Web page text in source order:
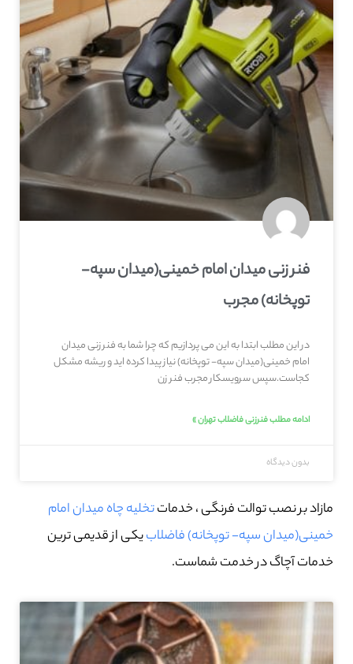
فنر زنی میدان امام خمینی(میدان سپه-
توپخانه) مجرب
در این مطلب ابتدا به این می پردازیم که چرا شما به فنر زنی میدان
امام خمینی(میدان سپه- توپخانه) نیاز پیدا کرده اید و ریشه مشکل
کجاست.سپس سرویسکار مجرب فنر زن
ادامه مطلب فنرزنی فاضلاب تهران »
بدون دیدگاه
مازاد بر نصب توالت فرنگی ، خدماتتخلیه چاه میدان امام
خمینی(میدان سپه- توپخانه) فاضلابیکی از قدیمی ترین
خدمات آچاگ در خدمت شماست.